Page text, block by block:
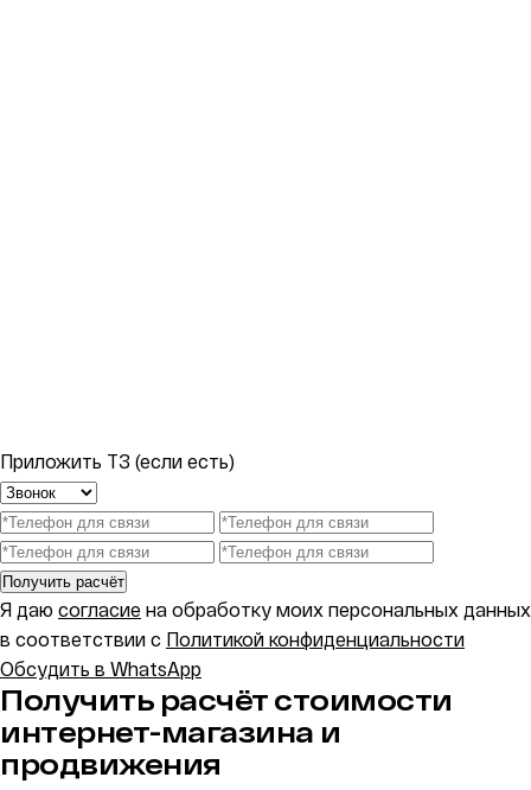
Приложить ТЗ (если есть)
Получить расчёт
Я даю согласие на обработку моих персональных данных
в соответствии с Политикой конфиденциальности
Обсудить в WhatsApp
Получить расчёт стоимости
интернет-магазина и
продвижения